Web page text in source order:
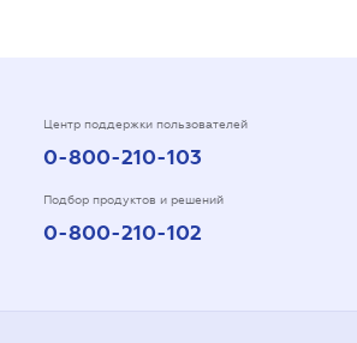
Центр поддержки пользователей
0-800-210-103
Подбор продуктов и решений
0-800-210-102